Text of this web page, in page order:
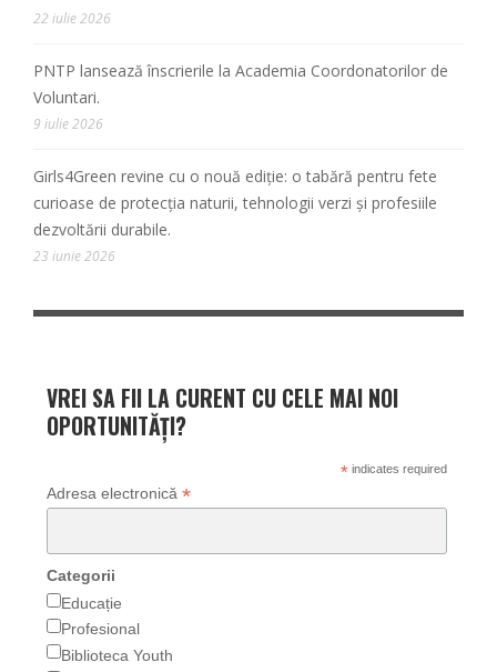
22 iulie 2026
PNTP lansează înscrierile la Academia Coordonatorilor de
Voluntari.
9 iulie 2026
Girls4Green revine cu o nouă ediție: o tabără pentru fete
curioase de protecția naturii, tehnologii verzi și profesiile
dezvoltării durabile.
23 iunie 2026
VREI SA FII LA CURENT CU CELE MAI NOI
OPORTUNITĂȚI?
*indicates required
Adresa electronică *
Categorii
Educație
Profesional
Biblioteca Youth